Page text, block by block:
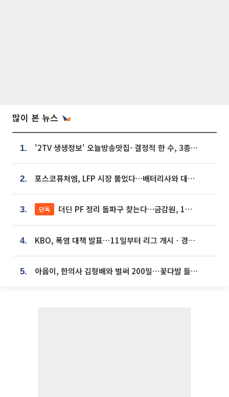
많이 본 뉴스
1. '2TV 생생정보' 오늘방송맛집- 결정적 한 수, 3종 메밀면! 메밀 소바 맛집 '의○○○○'
2. 포스코퓨처엠, LFP 시장 뚫었다…배터리사와 대규모 장기 공급 합의
3. 단독 더딘 PF 정리 돌파구 찾는다…금감원, 1년 반 만에 매각설명회 재개
4. KBO, 폭염 대책 발표⋯11일부터 리그 개시ㆍ경기 오후 7시 시작
5. 아옳이, 한의사 김형배와 벌써 200일⋯꽃다발 들고 "프러포즈 아냐"